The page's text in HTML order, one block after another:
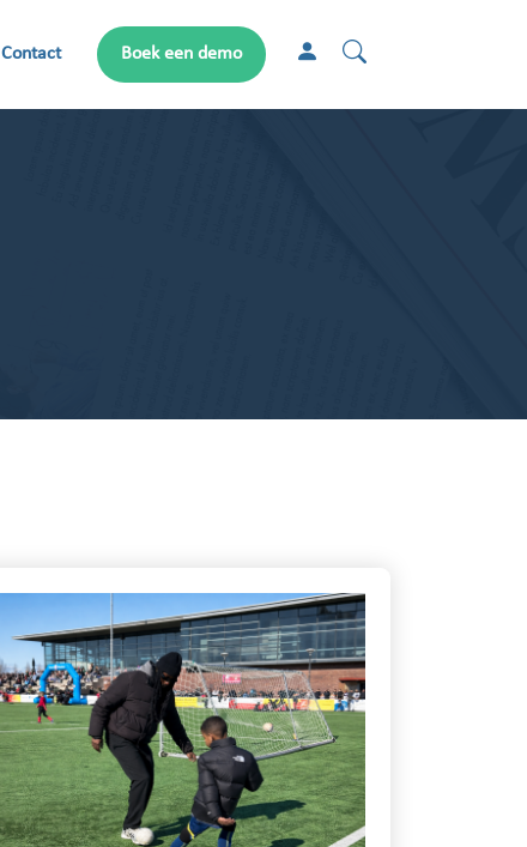
Contact Boek een demo